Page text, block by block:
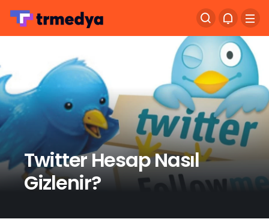
Twitter Hesap Nasıl
Gizlenir?